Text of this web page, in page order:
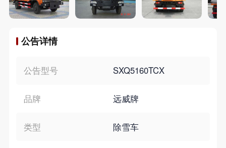
汽配产品电子目录
微信群智能客服
个性化私人定制
公告详情
公告型号 SXQ5160TCX
品牌 远威牌
类型 除雪车